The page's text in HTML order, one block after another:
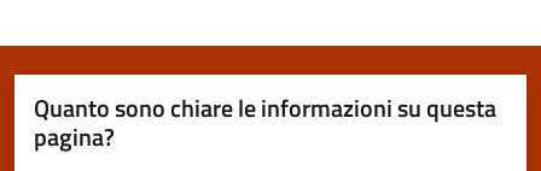
Quanto sono chiare le informazioni su questa
pagina?